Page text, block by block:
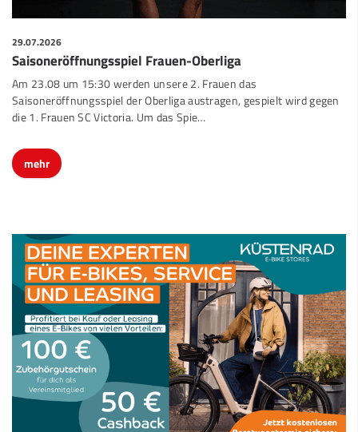
Saisoneröffnungsspiel Frauen-Oberliga
Am 23.08 um 15:30 werden unsere 2. Frauen das
Saisoneröffnungsspiel der Oberliga austragen, gespielt wird gegen
die 1. Frauen SC Victoria. Um das Spie…
mehr